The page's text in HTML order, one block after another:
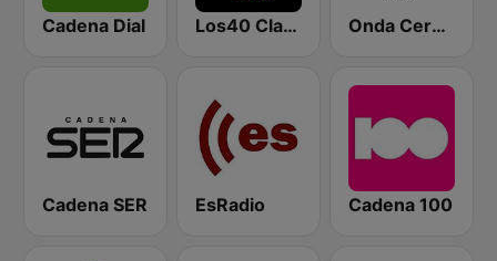
Cadena Dial Los40 Classic Onda Cero Madrid
Cadena SER EsRadio Cadena 100